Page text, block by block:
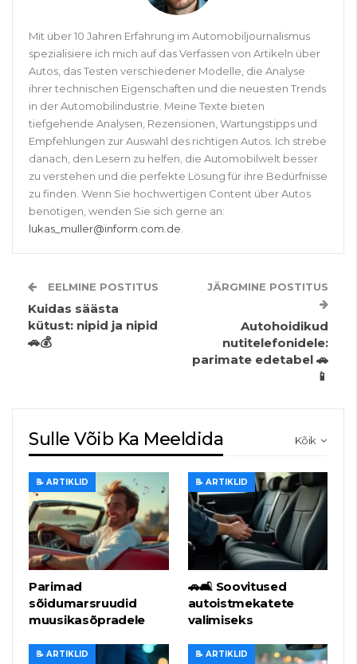
Mit über 10 Jahren Erfahrung im Automobiljournalismus
spezialisiere ich mich auf das Verfassen von Artikeln über
Autos, das Testen verschiedener Modelle, die Analyse
ihrer technischen Eigenschaften und die neuesten Trends
in der Automobilindustrie. Meine Texte bieten
tiefgehende Analysen, Rezensionen, Wartungstipps und
Empfehlungen zur Auswahl des richtigen Autos. Ich strebe
danach, den Lesern zu helfen, die Automobilwelt besser
zu verstehen und die perfekte Lösung für ihre Bedürfnisse
zu finden. Wenn Sie hochwertigen Content über Autos
benötigen, wenden Sie sich gerne an:
lukas_muller@inform.com.de.
EELMINE POSTITUS
Kuidas säästa
kütust: nipid ja nipid
🚗💰
JÄRGMINE POSTITUS
Autohoidikud
nutitelefonidele:
parimate edetabel 🚗
📱
Kõik
Sulle Võib Ka Meeldida
📝 ARTIKLID
Parimad
sõidumarsruudid
muusikasõpradele
📝 ARTIKLID
🚗🛋️ Soovitused
autoistmekatete
valimiseks
📝 ARTIKLID 📝 ARTIKLID